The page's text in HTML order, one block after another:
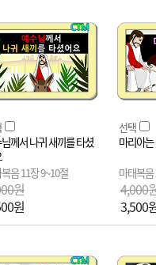
께서 나귀 새끼를 타셨
음 11장 9~10절
원
원
선택
마리아
마태복
4,000
3,500